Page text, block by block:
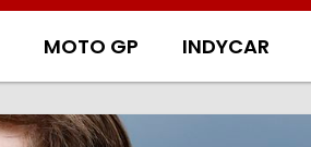
MOTO GP INDYCAR